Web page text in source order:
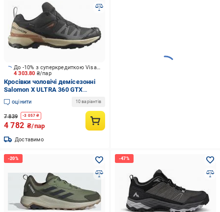
4 303.80 ₴/пар
До -10% з суперкредиткою Visa Вигода
Кросівки чоловічі демісезонні
Salomon X ULTRA 360 GTX
L47687000 р.45 1/3 чорні
оцінити 10 варіантів
7 839 -3 057 ₴
4 782 ₴/пар
Доставимо